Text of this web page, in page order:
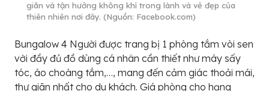
giãn và tận hưởng không khí trong lành và vẻ đẹp của
thiên nhiên nơi đây. (Nguồn: Facebook.com)
Bungalow 4 Người được trang bị 1 phòng tắm vòi sen
với đầy đủ đồ dùng cá nhân cần thiết như máy sấy
tóc, áo choàng tắm,…, mang đến cảm giác thoải mái,
thư giãn nhất cho du khách. Giá phòng cho hạng